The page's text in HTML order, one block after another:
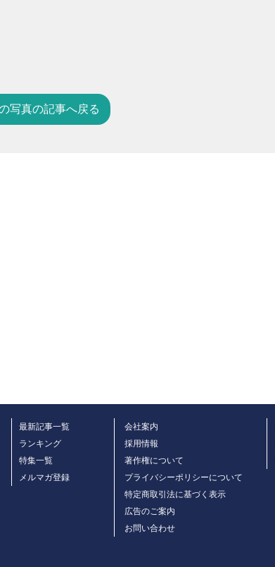
写真の記事へ戻る
最新記事一覧
ランキング
特集一覧
メルマガ登録
会社案内
採用情報
著作権について
プライバシーポリシーについて
特定商取引法に基づく表示
広告のご案内
お問い合わせ